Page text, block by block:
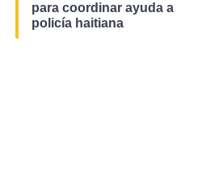
para coordinar ayuda a
policía haitiana